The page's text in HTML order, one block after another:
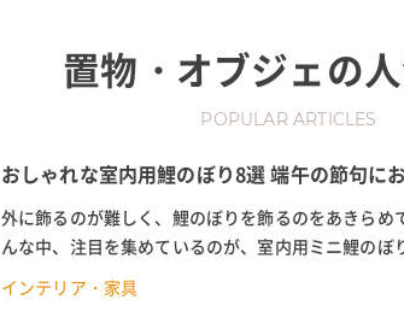
置物・オブジェの
POPULAR ARTICLES
おしゃれな室内用鯉のぼり8選 端午の節句に
外に飾るのが難しく、鯉のぼりを飾るのをあきら
んな中、注目を集めているのが、室内用ミニ鯉の
と人気です。この記事では、おしゃれな屋内用の鯉
インテリア・家具